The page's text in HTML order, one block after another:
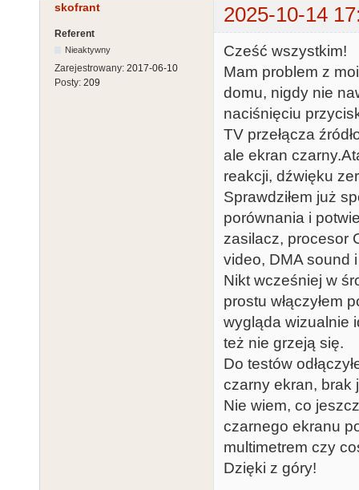
skofrant 2025-10-14
Referent
Nieaktywny
Zarejestrowany: 2017-06-10
Posty: 209
Cześć wszystkim!
Mam problem z
domu, nigdy nie
naciśnięciu
TV przełącza
ale ekran
reakcji, dźwięku
Sprawdziłem już
porównania i
zasilacz, procesor
video, DMA sound
Nikt wcześniej w
prostu włączyłem
wygląda wizualnie
też nie grzeją się.
Do testów
czarny ekran, brak
Nie wiem, co
czarnego ekranu
multimetrem czy
Dzięki z góry!